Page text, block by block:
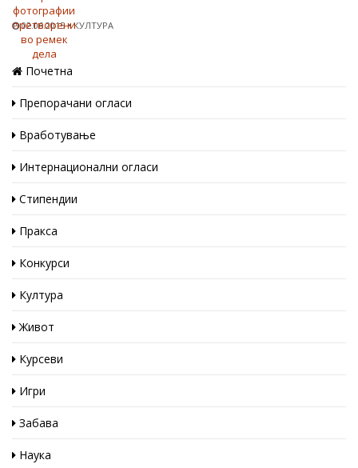
02.06.2015 КУЛТУРА
Почетна
Препорачани огласи
Вработување
Интернационални огласи
Стипендии
Пракса
Конкурси
Култура
Живот
Курсеви
Игри
Забава
Наука